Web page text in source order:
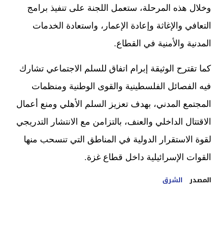
وخلال هذه المرحلة، ستعمل اللجنة على تنفيذ برامج
التعافي والإغاثة وإعادة الإعمار، واستعادة الخدمات
المدنية والأمنية في القطاع.
كما تقترح الوثيقة إبرام اتفاق للسلم الاجتماعي تشارك
فيه الفصائل الفلسطينية والقوى الوطنية ومنظمات
المجتمع المدني، بهدف تعزيز السلم الأهلي ومنع أعمال
الاقتتال الداخلي والعنف، بالتزامن مع الانتشار التدريجي
لقوة الاستقرار الدولية في المناطق التي تنسحب منها
القوات الإسرائيلية داخل قطاع غزة.
المصدر الشرق